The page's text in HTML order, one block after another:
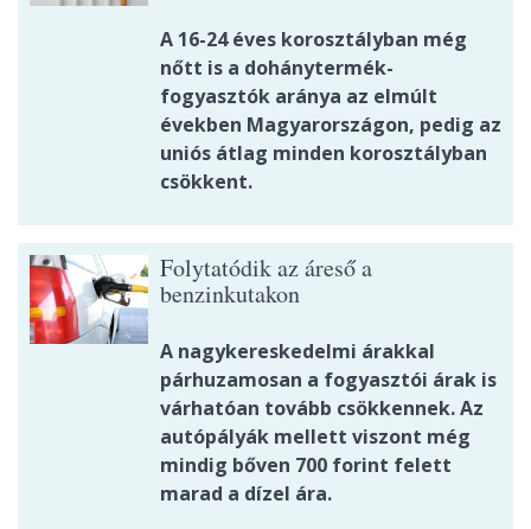
A 16-24 éves korosztályban még
nőtt is a dohánytermék-
fogyasztók aránya az elmúlt
években Magyarországon, pedig az
uniós átlag minden korosztályban
csökkent.
Folytatódik az áreső a
benzinkutakon
A nagykereskedelmi árakkal
párhuzamosan a fogyasztói árak is
várhatóan tovább csökkennek. Az
autópályák mellett viszont még
mindig bőven 700 forint felett
marad a dízel ára.